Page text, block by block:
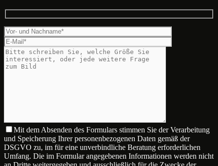
Mit dem Absenden des Formulars stimmen Sie der Verarbeitung
und Speicherung Ihrer personenbezogenen Daten gemäß der
DSGVO zu, im für eine unverbindliche Beratung erforderlichen
Umfang. Die im Formular angegebenen Informationen werden nicht